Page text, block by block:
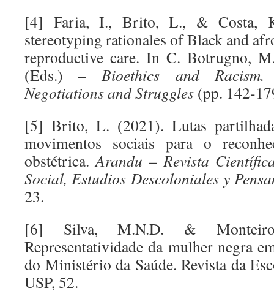
[4] Faria, I., Brito, L., & Costa,
stereotyping rationales of Black and
reproductive care. In C. Botrugno,
(Eds.) –Bioethics and Racism.
Negotiations and Struggles (pp. 142-
[5] Brito, L. (2021). Lutas
movimentos sociais para o
obstétrica.Arandu – Revista
Social, Estudios Descoloniales y
23.
[6] Silva, M.N.D. &
Representatividade da mulher negra
do Ministério da Saúde. Revista da
USP, 52.